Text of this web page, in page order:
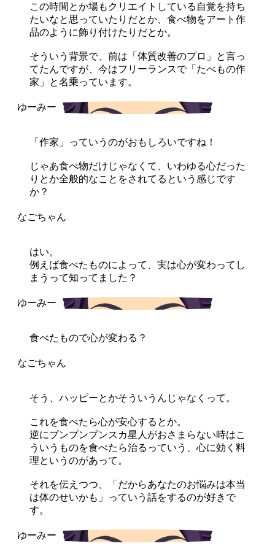
この時間とか場もクリエイトしている自覚を持ち
たいなと思っていたりだとか、食べ物をアート作
品のように飾り付けたりだとか。
そういう背景で、前は「体質改善のプロ」と言っ
てたんですが、今はフリーランスで「たべもの作
家」と名乗っています。
「作家」っていうのがおもしろいですね！
じゃあ食べ物だけじゃなくて、いわゆる心だった
りとか全般的なことをされてるという感じです
か？
はい。
例えば食べたものによって、実は心が変わってし
まうって知ってました？
食べたもので心が変わる？
そう、ハッピーとかそういうんじゃなくって。
これを食べたら心が安心するとか。
逆にプンプンプンスカ星人がおさまらない時はこ
ういうものを食べたら治るっていう、心に効く料
理というのがあって。
それを伝えつつ、「だからあなたのお悩みは本当
は体のせいかも」っていう話をするのが好きで
す。